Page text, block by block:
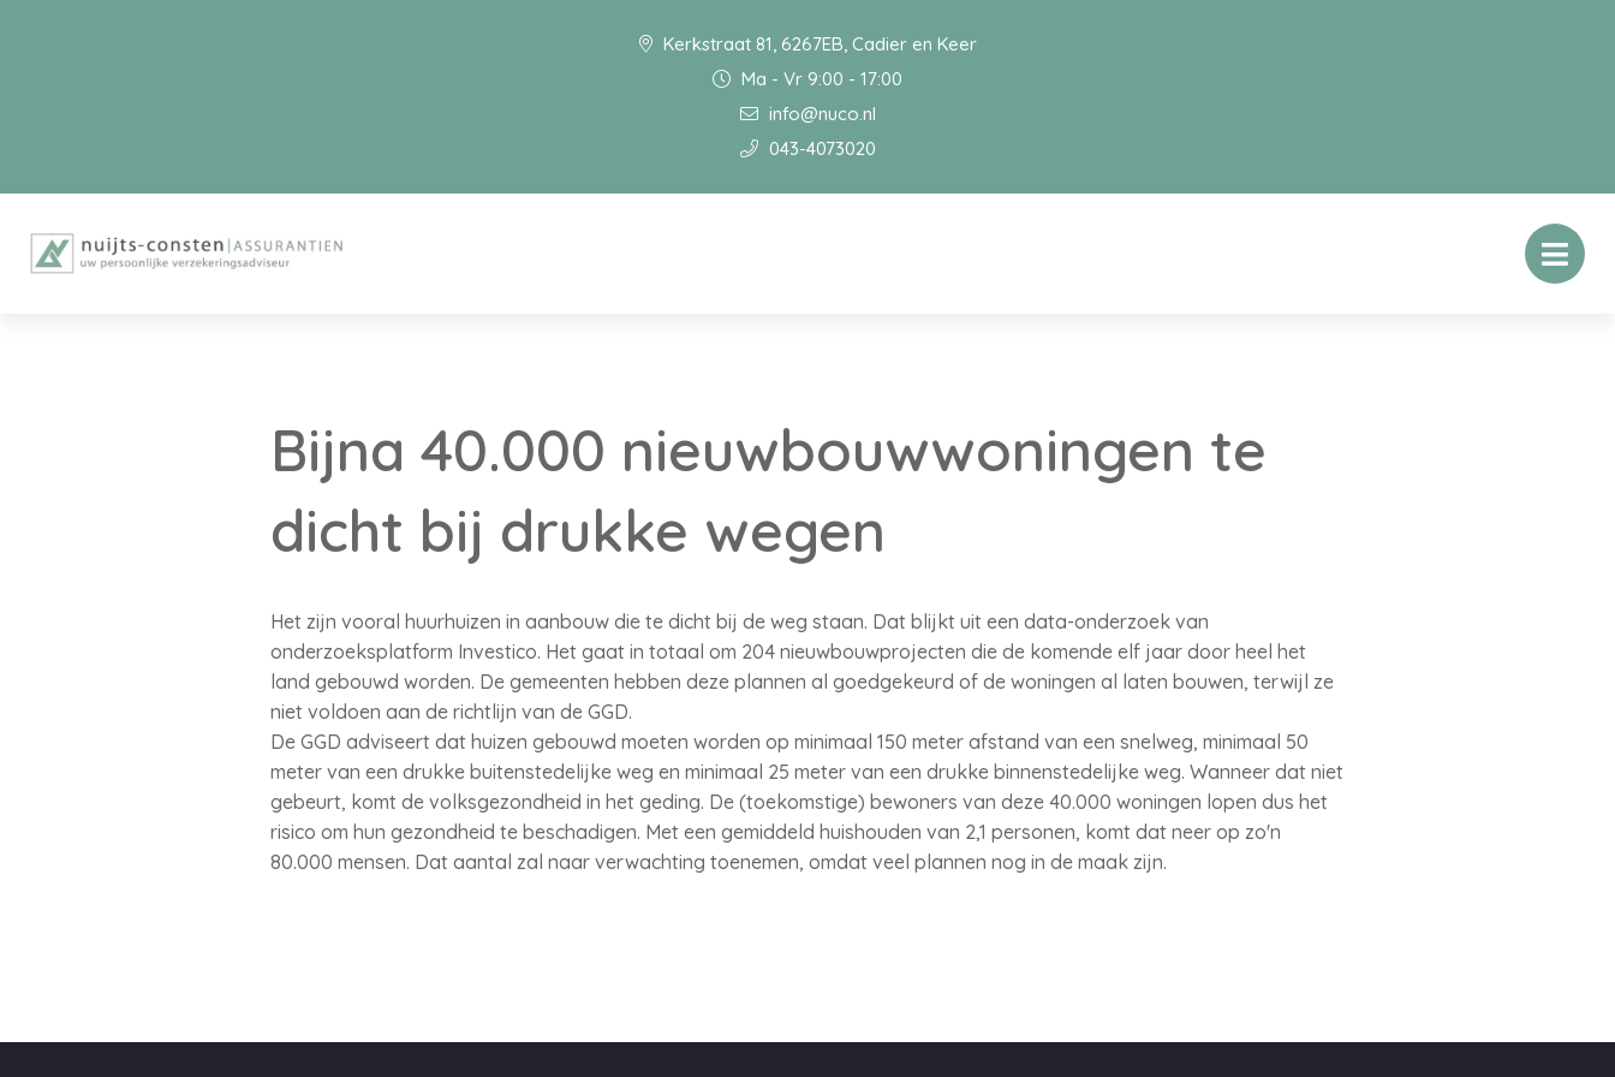
Kerkstraat 81, 6267EB, Cadier en Keer
Ma - Vr 9:00 - 17:00
info@nuco.nl
043-4073020
Bijna 40.000 nieuwbouwwoningen te
dicht bij drukke wegen
Het zijn vooral huurhuizen in aanbouw die te dicht bij de weg staan. Dat blijkt uit een data-onderzoek van
onderzoeksplatform Investico. Het gaat in totaal om 204 nieuwbouwprojecten die de komende elf jaar door heel het
land gebouwd worden. De gemeenten hebben deze plannen al goedgekeurd of de woningen al laten bouwen, terwijl ze
niet voldoen aan de richtlijn van de GGD.
De GGD adviseert dat huizen gebouwd moeten worden op minimaal 150 meter afstand van een snelweg, minimaal 50
meter van een drukke buitenstedelijke weg en minimaal 25 meter van een drukke binnenstedelijke weg. Wanneer dat niet
gebeurt, komt de volksgezondheid in het geding. De (toekomstige) bewoners van deze 40.000 woningen lopen dus het
risico om hun gezondheid te beschadigen. Met een gemiddeld huishouden van 2,1 personen, komt dat neer op zo'n
80.000 mensen. Dat aantal zal naar verwachting toenemen, omdat veel plannen nog in de maak zijn.